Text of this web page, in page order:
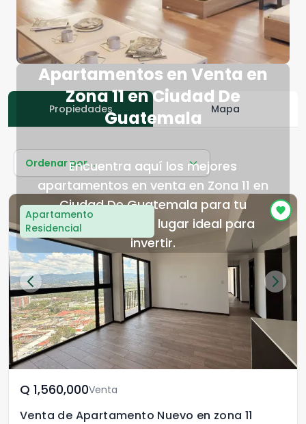
Apartamentos en Venta en
Zona 11 en Ciudad De
Guatemala
Encuentra aquí los mejores
apartamentos en venta en Zona 11 en
Ciudad De Guatemala para tu
próximo hogar o lugar ideal para
invertir.
Propiedades Mapa
Ordenar por...
Apartamento
Residencial
Q	1,560,000Venta
Venta de Apartamento Nuevo en zona 11